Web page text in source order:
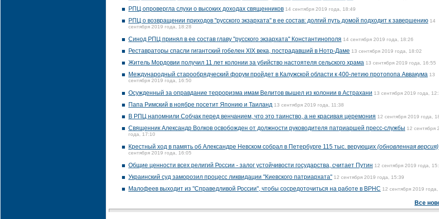
РПЦ опровергла слухи о высоких доходах священников 14 сентября 2019 года, 18:49
РПЦ о возвращении приходов "русского экзархата" в ее состав: долгий путь домой подходит к завершению 14
сентября 2019 года, 18:28
Синод РПЦ принял в ее состав главу "русского экзархата" Константинополя 14 сентября 2019 года, 18:26
Реставраторы спасли гигантский гобелен XIX века, пострадавший в Нотр-Даме 13 сентября 2019 года, 18:02
Житель Мордовии получил 11 лет колонии за убийство настоятеля сельского храма 13 сентября 2019 года, 16:55
Международный старообрядческий форум пройдет в Калужской области к 400-летию протопопа Аввакума 13
сентября 2019 года, 16:50
Осужденный за оправдание терроризма имам Велитов вышел из колонии в Астрахани 13 сентября 2019 года,
Папа Римский в ноябре посетит Японию и Таиланд 13 сентября 2019 года, 11:38
В РПЦ напомнили Собчак перед венчанием, что это таинство, а не красивая церемония 12 сентября 2019 года,
Священник Александр Волков освобожден от должности руководителя патриаршей пресс-службы 12 сентября
года, 17:10
Крестный ход в память об Александре Невском собрал в Петербурге 115 тыс. верующих (обновленная версия)
сентября 2019 года, 16:05
Общие ценности всех религий России - залог устойчивости государства, считает Путин 12 сентября 2019 года,
Украинский суд заморозил процесс ликвидации "Киевского патриархата" 12 сентября 2019 года, 15:39
Малофеев выходит из "Справедливой России", чтобы сосредоточиться на работе в ВРНС 12 сентября 2019 года,
Все